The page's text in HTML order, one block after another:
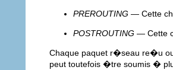
PREROUTING — Cette
POSTROUTING — Cette
Chaque paquet r�seau re�u
peut toutefois �tre soumis �